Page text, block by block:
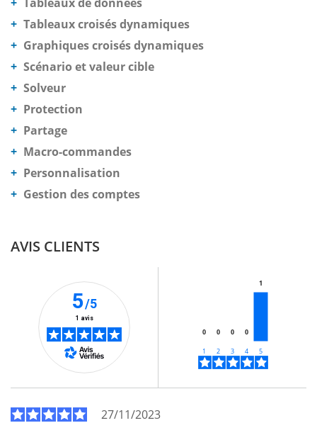
Tableaux croisés dynamiques
Graphiques croisés dynamiques
Scénario et valeur cible
Solveur
Protection
Partage
Macro-commandes
Personnalisation
Gestion des comptes
AVIS CLIENTS
5/5
1 avis
0 0 0 0
1
27/11/2023